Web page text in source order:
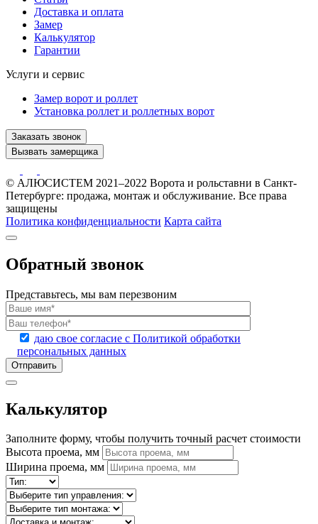
Доставка и оплата
Замер
Калькулятор
Гарантии
Услуги и сервис
Замер ворот и роллет
Установка роллет и роллетных ворот
Заказать звонок
Вызвать замерщика
© АЛЮСИСТЕМ 2021–2022 Ворота и рольставни в Санкт-
Петербурге: продажа, монтаж и обслуживание. Все права
защищены
Политика конфиденциальности Карта сайта
Обратный звонок
Представьтесь, мы вам перезвоним
даю свое согласие с Политикой обработки
персональных данных
Калькулятор
Заполните форму, чтобы получить точный расчет стоимости
Высота проема, мм
Ширина проема, мм